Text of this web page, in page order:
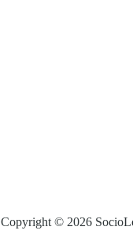
Copyright © 2026